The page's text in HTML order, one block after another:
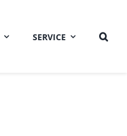
SERVICE